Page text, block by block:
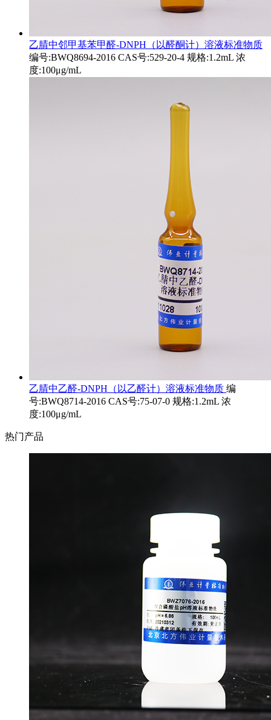
乙腈中邻甲基苯甲醛-DNPH（以醛酮计）溶液标准物质
编号:BWQ8694-2016 CAS号:529-20-4 规格:1.2mL 浓
度:100μg/mL
乙腈中乙醛-DNPH（以乙醛计）溶液标准物质 编
号:BWQ8714-2016 CAS号:75-07-0 规格:1.2mL 浓
度:100μg/mL
热门产品